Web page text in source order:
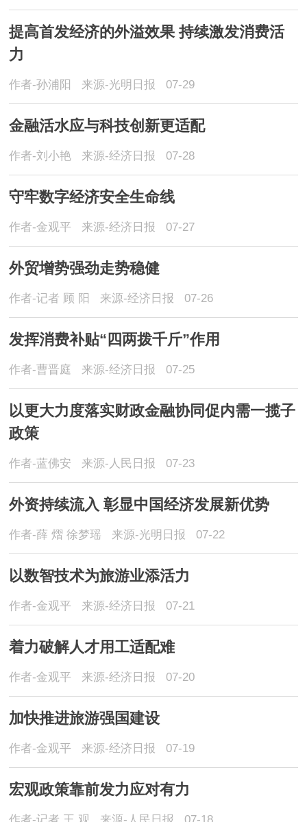
提高首发经济的外溢效果 持续激发消费活
力
作者-孙浦阳 来源-光明日报 07-29
金融活水应与科技创新更适配
作者-刘小艳 来源-经济日报 07-28
守牢数字经济安全生命线
作者-金观平 来源-经济日报 07-27
外贸增势强劲走势稳健
作者-记者 顾 阳 来源-经济日报 07-26
发挥消费补贴“四两拨千斤”作用
作者-曹晋庭 来源-经济日报 07-25
以更大力度落实财政金融协同促内需一揽子
政策
作者-蓝佛安 来源-人民日报 07-23
外资持续流入 彰显中国经济发展新优势
作者-薛 熠 徐梦瑶 来源-光明日报 07-22
以数智技术为旅游业添活力
作者-金观平 来源-经济日报 07-21
着力破解人才用工适配难
作者-金观平 来源-经济日报 07-20
加快推进旅游强国建设
作者-金观平 来源-经济日报 07-19
宏观政策靠前发力应对有力